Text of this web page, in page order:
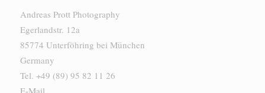
Andreas Prott Photography
Egerlandstr. 12a
85774 Unterföhring bei München
Germany
Tel. +49 (89) 95 82 11 26
E-Mail